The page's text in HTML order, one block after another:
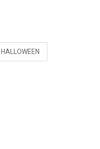
HALLOWEEN